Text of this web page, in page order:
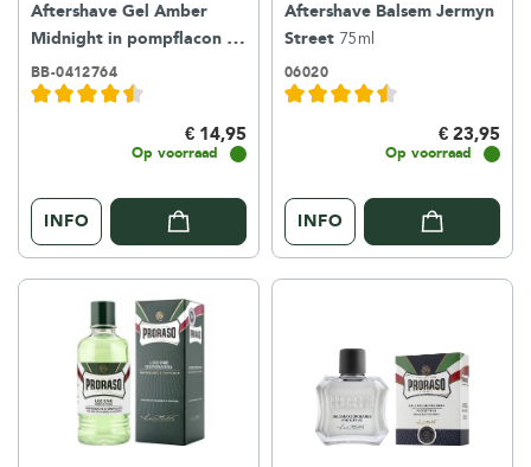
Aftershave Gel Amber
Midnight in pompflacon
150ml
BB-0412764
€ 14,95
Op voorraad
INFO
Aftershave Balsem Jermyn
Street 75ml
06020
€ 23,95
Op voorraad
INFO